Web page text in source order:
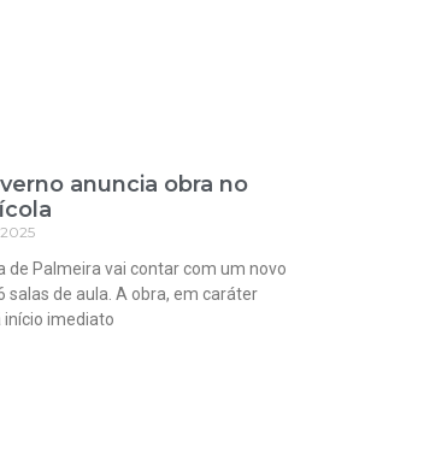
anuncia obra no
de Palmeira vai contar com um novo
salas de aula. A obra, em caráter
imediato